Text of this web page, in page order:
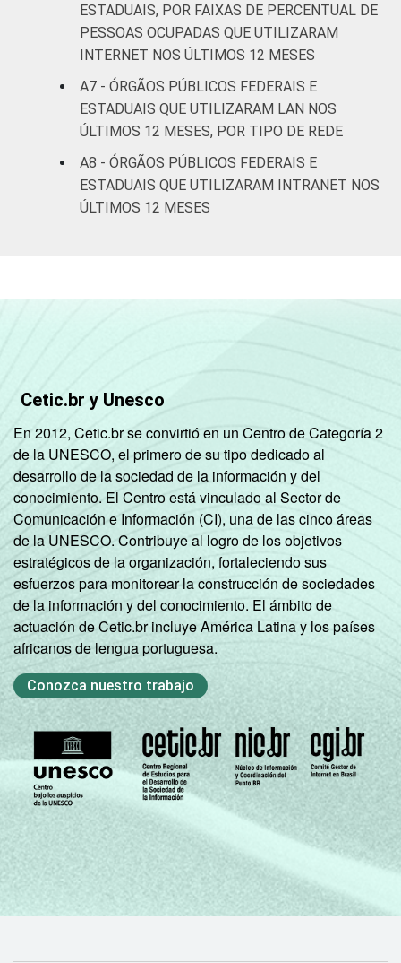
ESTADUAIS, POR FAIXAS DE PERCENTUAL DE
PESSOAS OCUPADAS QUE UTILIZARAM
INTERNET NOS ÚLTIMOS 12 MESES
A7 - ÓRGÃOS PÚBLICOS FEDERAIS E
ESTADUAIS QUE UTILIZARAM LAN NOS
ÚLTIMOS 12 MESES, POR TIPO DE REDE
A8 - ÓRGÃOS PÚBLICOS FEDERAIS E
ESTADUAIS QUE UTILIZARAM INTRANET NOS
ÚLTIMOS 12 MESES
Cetic.br y Unesco
En 2012, Cetic.br se convirtió en un Centro de Categoría 2
de la UNESCO, el primero de su tipo dedicado al
desarrollo de la sociedad de la información y del
conocimiento. El Centro está vinculado al Sector de
Comunicación e Información (CI), una de las cinco áreas
de la UNESCO. Contribuye al logro de los objetivos
estratégicos de la organización, fortaleciendo sus
esfuerzos para monitorear la construcción de sociedades
de la información y del conocimiento. El ámbito de
actuación de Cetic.br incluye América Latina y los países
africanos de lengua portuguesa.
Conozca nuestro trabajo